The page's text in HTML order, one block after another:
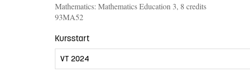
Mathematics: Mathematics Education 3, 8 credits
93MA52
Kursstart